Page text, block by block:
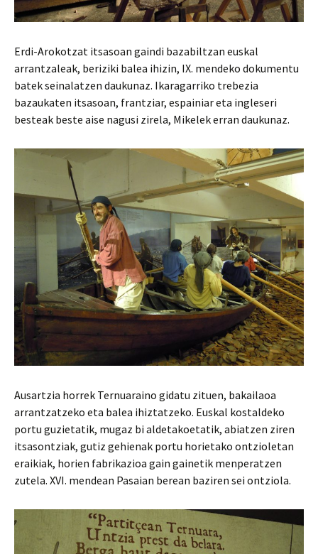
Erdi-Arokotzat itsasoan gaindi bazabiltzan euskal
arrantzaleak, beriziki balea ihizin, IX. mendeko dokumentu
batek seinalatzen daukunaz. Ikaragarriko trebezia
bazaukaten itsasoan, frantziar, espainiar eta ingleseri
besteak beste aise nagusi zirela, Mikelek erran daukunaz.
Ausartzia horrek Ternuaraino gidatu zituen, bakailaoa
arrantzatzeko eta balea ihiztatzeko. Euskal kostaldeko
portu guzietatik, mugaz bi aldetakoetatik, abiatzen ziren
itsasontziak, gutiz gehienak portu horietako ontzioletan
eraikiak, horien fabrikazioa gain gainetik menperatzen
zutela. XVI. mendean Pasaian berean baziren sei ontziola.